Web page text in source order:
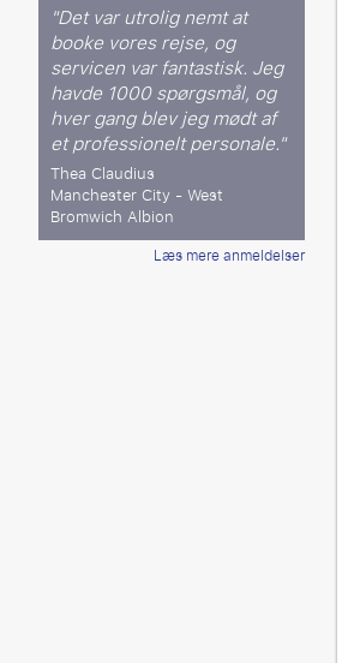
"Det var utrolig nemt at
booke vores rejse, og
servicen var fantastisk. Jeg
havde 1000 spørgsmål, og
hver gang blev jeg mødt af
et professionelt personale."
Thea Claudius
Manchester City - West
Bromwich Albion
Læs mere anmeldelser